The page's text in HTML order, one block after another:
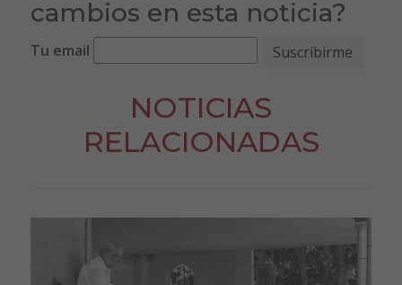
cambios en esta noticia?
Tu email
NOTICIAS
RELACIONADAS